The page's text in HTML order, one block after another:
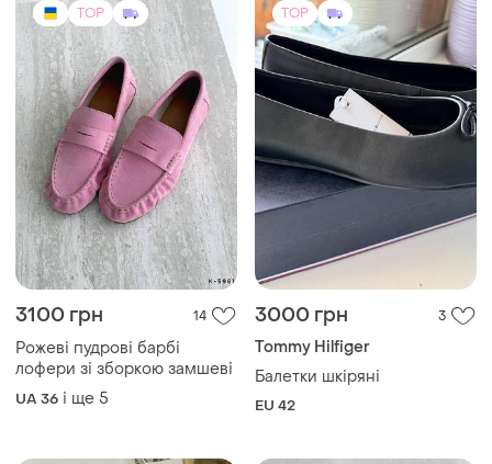
TOP
3100 грн 14
Рожеві пудрові барбі
лофери зі зборкою замшеві
UA 36 і ще 5
TOP
3000 грн 3
Tommy Hilfiger
Балетки шкіряні
EU 42